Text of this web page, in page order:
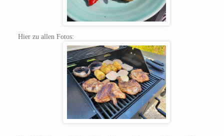
Hier zu allen Fotos: